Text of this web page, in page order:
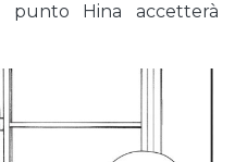
Hina accetterà